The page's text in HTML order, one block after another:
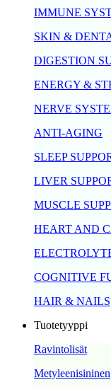
IMMUNE
SKIN &
DIGESTION
ENERGY &
NERVE
ANTI-AGING
SLEEP
LIVER
MUSCLE
HEART AND
COGNITIVE
HAIR & NAILS
Tuotetyyppi
Ravintolisät
Metyleenisininen